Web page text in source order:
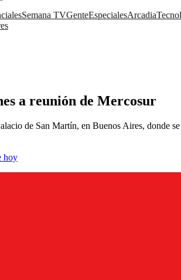
Semana TVGenteEspecialesArcadia
a reunión de Mercosur
de San Martín, en Buenos Aires, donde
hoy